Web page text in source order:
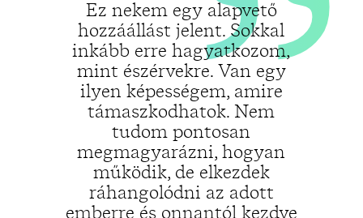
Ez nekem egy alapvető
hozzáállást jelent. Sokkal
inkább erre hagyatkozom,
mint észérvekre. Van egy
ilyen képességem, amire
támaszkodhatok. Nem
tudom pontosan
megmagyarázni, hogyan
működik, de elkezdek
ráhangolódni az adott
emberre és onnantól kezdve